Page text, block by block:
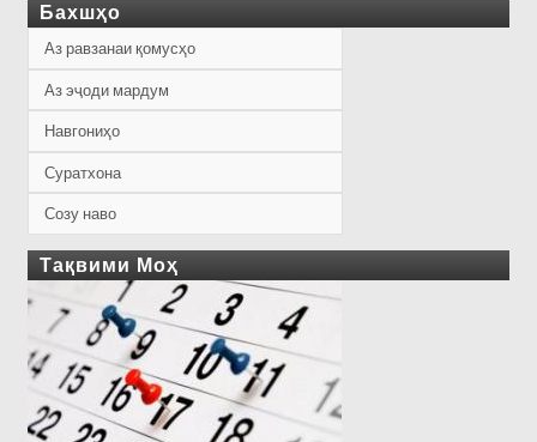
Бахшҳо
Аз равзанаи қомусҳо
Аз эҷоди мардум
Навгониҳо
Суратхона
Созу наво
Тақвими Моҳ